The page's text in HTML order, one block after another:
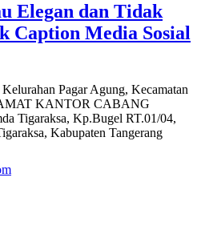
Elegan dan Tidak
Caption Media Sosial
Pagar Agung, Kecamatan
KANTOR CABANG
Tigaraksa, Kp.Bugel RT.01/04,
Kabupaten Tangerang